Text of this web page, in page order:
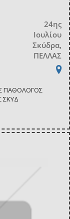
24ης
Ιουλίου
Σκύδρα,
ΠΕΛΛΑΣ
ΠΑΘΟΛΟΓΟΣ
ΣΚΥΔ